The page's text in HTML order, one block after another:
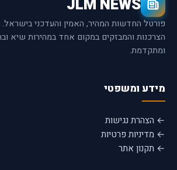
JLM NEWS
פורטל החדשות המהיר, האמין והעדכני בישראל.
הצרכנות והמבזקים במקום אחד במהירות שיא
ומתקדמת.
מידע ומשפטי
← הצהרת נגישות
← מדיניות פרטיות
← תקנון אתר